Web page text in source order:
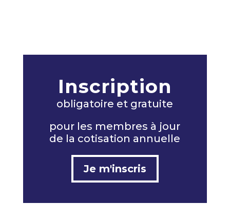
Inscription
obligatoire et gratuite
pour les membres à jour
de la cotisation annuelle
Je m'inscris